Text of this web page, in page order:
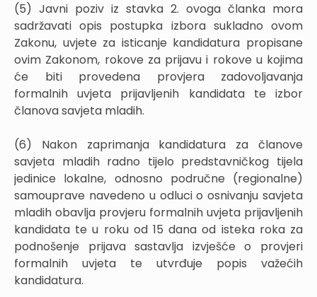
(5) Javni poziv iz stavka 2. ovoga članka mora
sadržavati opis postupka izbora sukladno ovom
Zakonu, uvjete za isticanje kandidatura propisane
ovim Zakonom, rokove za prijavu i rokove u kojima
će biti provedena provjera zadovoljavanja
formalnih uvjeta prijavljenih kandidata te izbor
članova savjeta mladih.
(6) Nakon zaprimanja kandidatura za članove
savjeta mladih radno tijelo predstavničkog tijela
jedinice lokalne, odnosno područne (regionalne)
samouprave navedeno u odluci o osnivanju savjeta
mladih obavlja provjeru formalnih uvjeta prijavljenih
kandidata te u roku od 15 dana od isteka roka za
podnošenje prijava sastavlja izvješće o provjeri
formalnih uvjeta te utvrđuje popis važećih
kandidatura.